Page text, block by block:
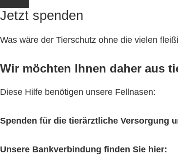
Jetzt spenden
Was wäre der Tierschutz ohne die vielen
Wir möchten Ihnen daher aus
Diese Hilfe benötigen unsere Fellnasen:
Spenden für die tierärztliche Versorgung
Unsere Bankverbindung finden Sie hier: